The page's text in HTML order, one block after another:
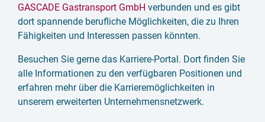
GASCADE Gastransport GmbH verbunden und es gibt
dort spannende berufliche Möglichkeiten, die zu Ihren
Fähigkeiten und Interessen passen könnten.
Besuchen Sie gerne das Karriere-Portal. Dort finden Sie
alle Informationen zu den verfügbaren Positionen und
erfahren mehr über die Karrieremöglichkeiten in
unserem erweiterten Unternehmensnetzwerk.